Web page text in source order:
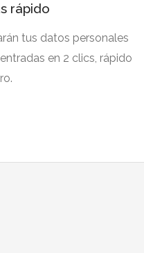
rápido
tus datos personales
en 2 clics, rápido